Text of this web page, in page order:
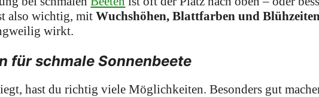
also wichtig, mitWuchshöhen, Blattfarben und
wirkt.
für schmale Sonnenbeete
hast du richtig viele Möglichkeiten. Besonders gut